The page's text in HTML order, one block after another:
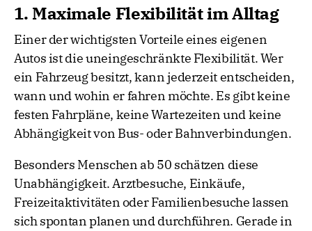
1. Maximale Flexibilität im Alltag
Einer der wichtigsten Vorteile eines eigenen
Autos ist die uneingeschränkte Flexibilität. Wer
ein Fahrzeug besitzt, kann jederzeit entscheiden,
wann und wohin er fahren möchte. Es gibt keine
festen Fahrpläne, keine Wartezeiten und keine
Abhängigkeit von Bus- oder Bahnverbindungen.
Besonders Menschen ab 50 schätzen diese
Unabhängigkeit. Arztbesuche, Einkäufe,
Freizeitaktivitäten oder Familienbesuche lassen
sich spontan planen und durchführen. Gerade in